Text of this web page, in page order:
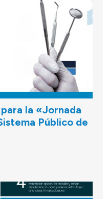
la «Jornada
Público de